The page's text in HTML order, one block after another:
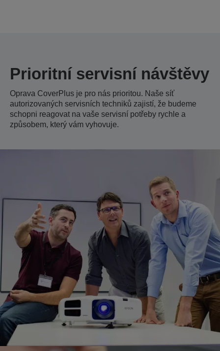
Prioritní servisní návštěvy
Oprava CoverPlus je pro nás prioritou. Naše síť
autorizovaných servisních techniků zajistí, že budeme
schopni reagovat na vaše servisní potřeby rychle a
způsobem, který vám vyhovuje.